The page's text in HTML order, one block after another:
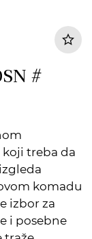
#
treba da
komadu
izbor za
i posebne